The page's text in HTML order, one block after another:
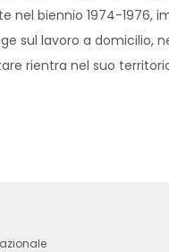
nel biennio 1974-1976,
sul lavoro a domicilio,
rientra nel suo